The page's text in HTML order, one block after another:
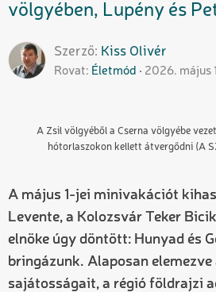
völgyében, Lupény és
Szerző Kiss Olivér
Rovat Életmód 2026. május
A Zsil völgyéből a Cserna völgyébe
hótorlaszokon kellett átvergődni (A
A május 1-jei minivakációt
Levente, a Kolozsvár Teker
elnöke úgy döntött: Hunyad és
bringázunk. Alaposan elemezve
sajátosságait, a régió földrajzi